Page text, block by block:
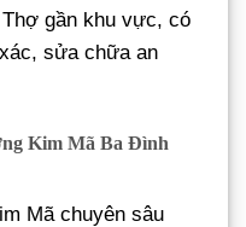
gần khu vực, có
sửa chữa an
Kim Mã Ba Đình
Mã chuyên sâu